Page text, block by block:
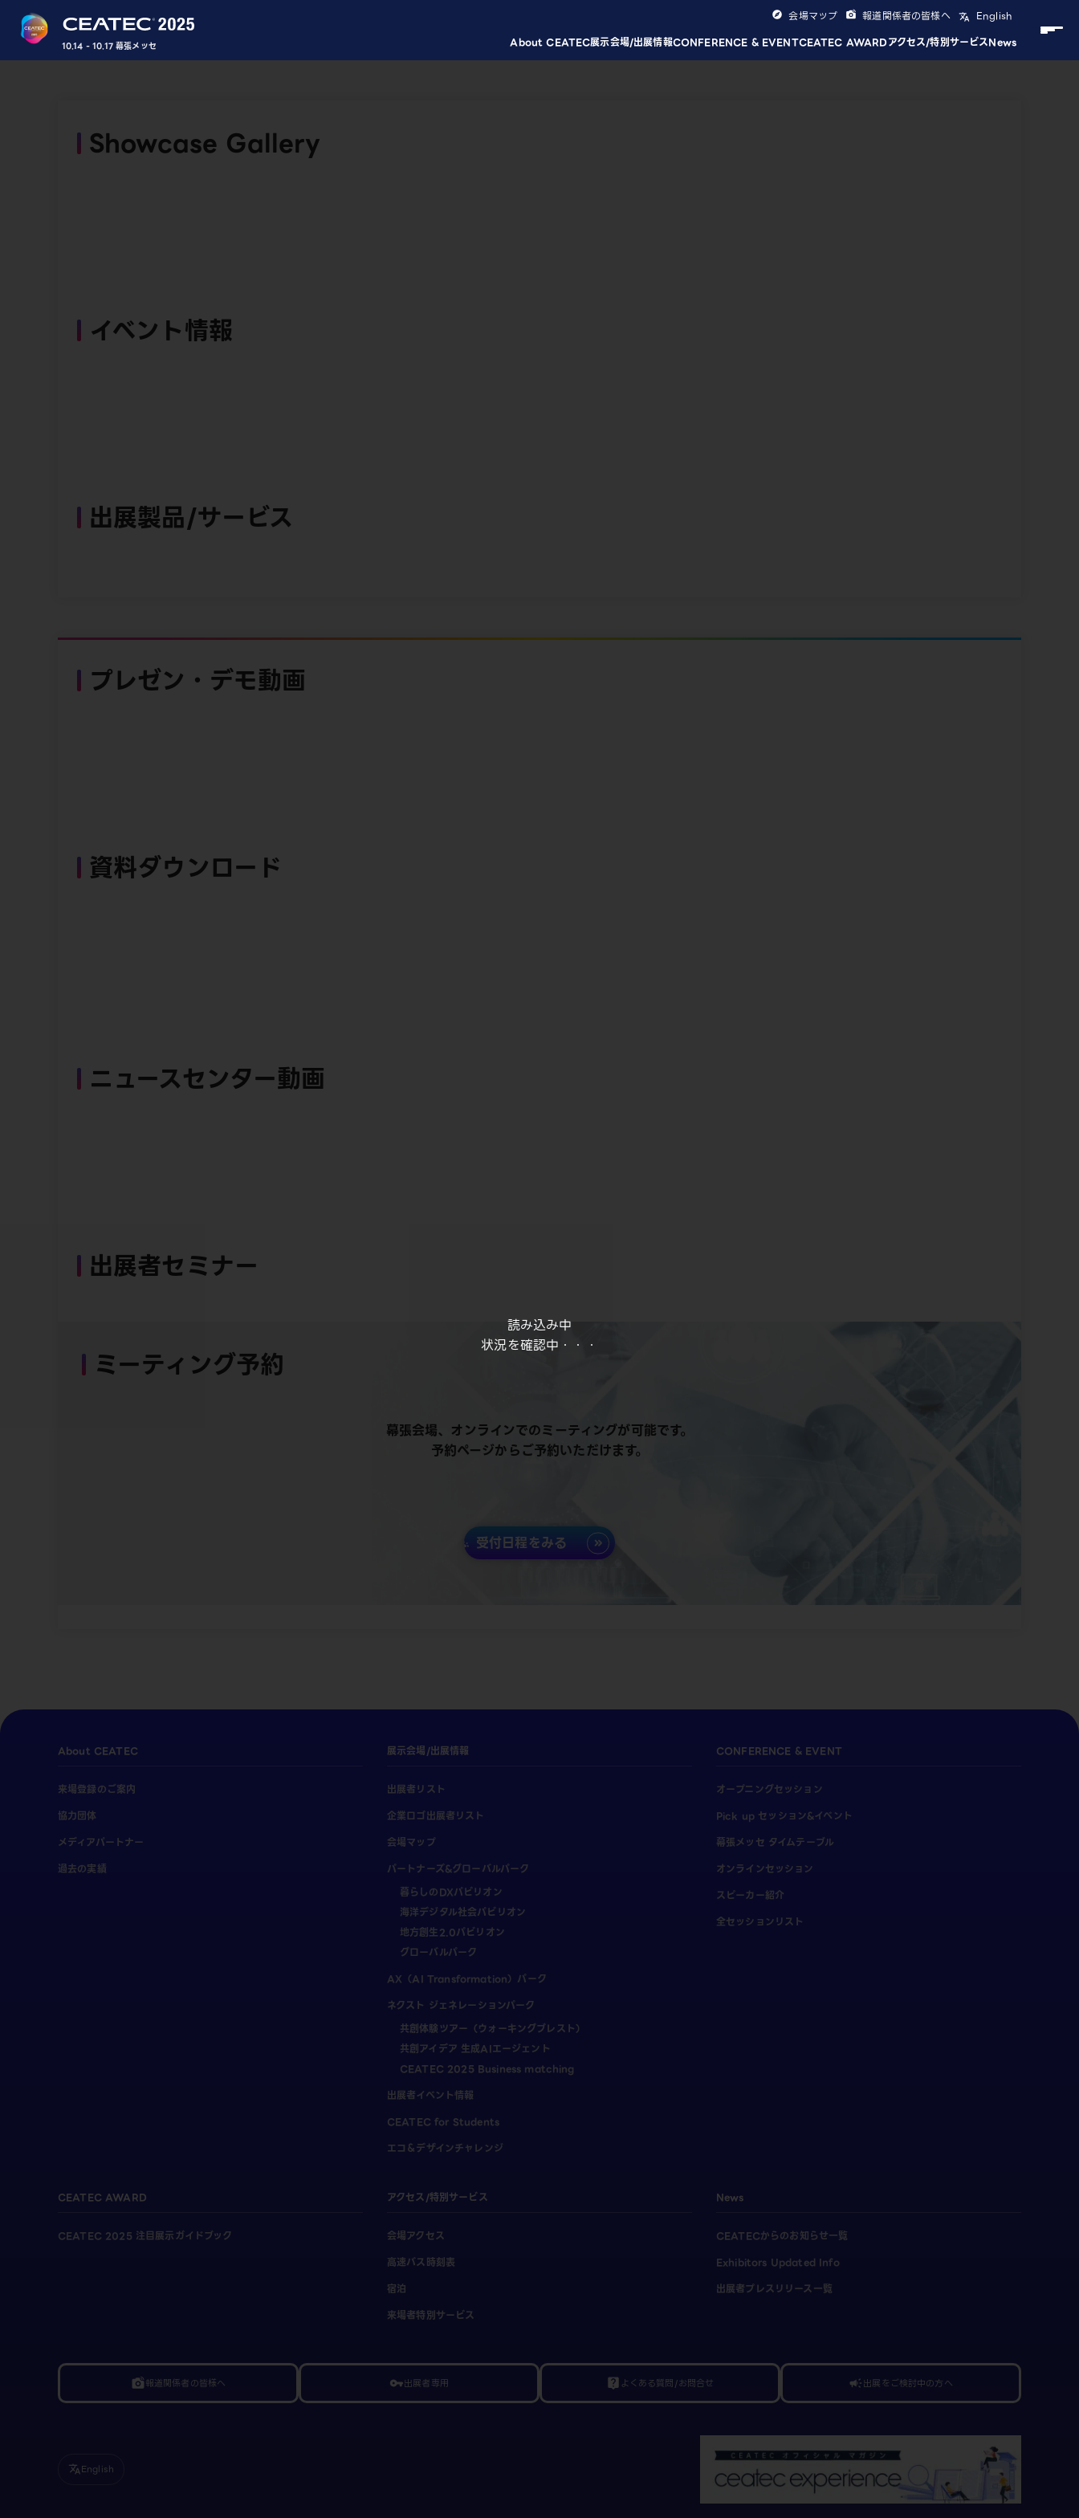
読み込み中
状況を確認中・・・
10.14 - 10.17 幕張メッセ About CEATEC展示会場/出展情報CONFERENCE & EVENTCEATEC AWARDアクセス/特別サービスNews
会場マップ 報道関係者の皆様へ English
Showcase Gallery
イベント情報
出展製品/サービス
プレゼン・デモ動画
資料ダウンロード
ニュースセンター動画
出展者セミナー
ミーティング予約
幕張会場、オンラインでのミーティングが可能です。
予約ページからご予約いただけます。
受付日程をみる
About CEATEC
来場登録のご案内
協力団体
メディアパートナー
過去の実績
展示会場/出展情報
出展者リスト
企業ロゴ出展者リスト
会場マップ
パートナーズ&グローバルパーク
暮らしのDXパビリオン
海洋デジタル社会パビリオン
地方創生2.0パビリオン
グローバルパーク
AX（AI Transformation）パーク
ネクスト ジェネレーションパーク
共創体験ツアー（ウォーキングブレスト）
共創アイデア 生成AIエージェント
CEATEC 2025 Business matching
出展者イベント情報
CEATEC for Students
エコ＆デザインチャレンジ
CONFERENCE & EVENT
オープニングセッション
Pick up セッション&イベント
幕張メッセ タイムテーブル
オンラインセッション
スピーカー紹介
全セッションリスト
CEATEC AWARD
CEATEC 2025 注目展示ガイドブック
アクセス/特別サービス
会場アクセス
高速バス時刻表
宿泊
来場者特別サービス
News
CEATECからのお知らせ一覧
Exhibitors Updated Info
出展者プレスリリース一覧
linked_camera報道関係者の皆様へ vpn_key出展者専用 live_help よくある質問/お問合せ campaign出展をご検討中の方へ
translateEnglish